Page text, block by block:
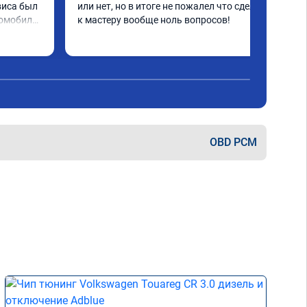
был
что
или нет, но в итоге не пожалел что сделал,
к мастеру вообще ноль вопросов!
OBD PCM